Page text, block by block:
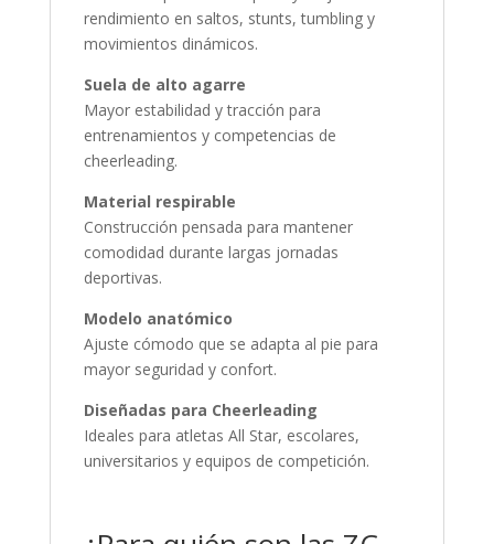
rendimiento en saltos, stunts, tumbling y
movimientos dinámicos.
Suela de alto agarre
Mayor estabilidad y tracción para
entrenamientos y competencias de
cheerleading.
Material respirable
Construcción pensada para mantener
comodidad durante largas jornadas
deportivas.
Modelo anatómico
Ajuste cómodo que se adapta al pie para
mayor seguridad y confort.
Diseñadas para Cheerleading
Ideales para atletas All Star, escolares,
universitarios y equipos de competición.